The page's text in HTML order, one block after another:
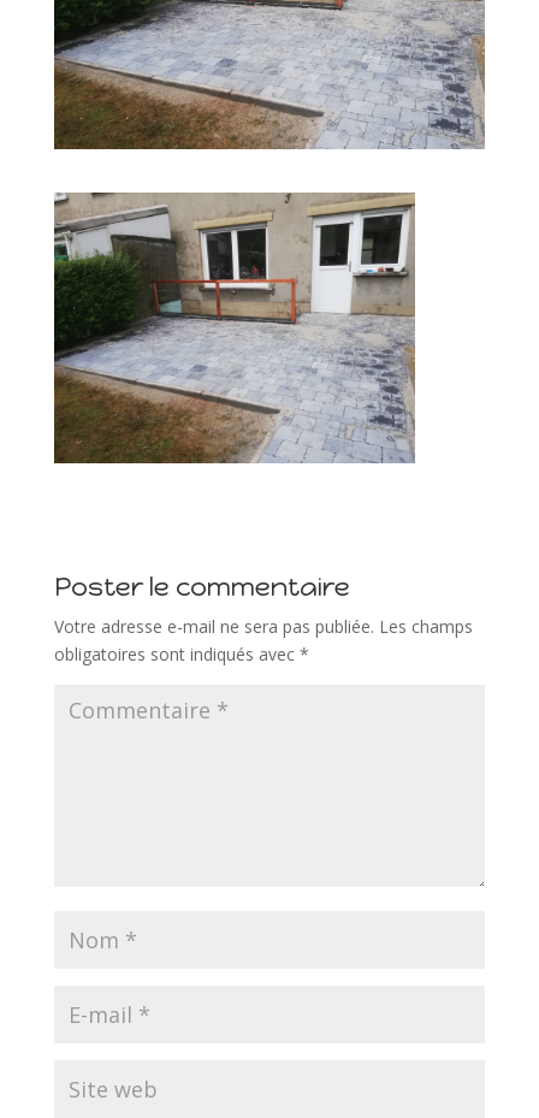
Poster le commentaire
Votre adresse e-mail ne sera pas publiée. Les champs
obligatoires sont indiqués avec *